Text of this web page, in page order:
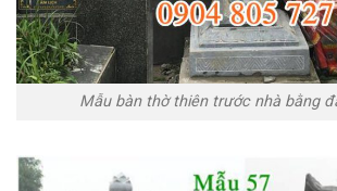
Mẫu bàn thờ thiên trước nhà bằng